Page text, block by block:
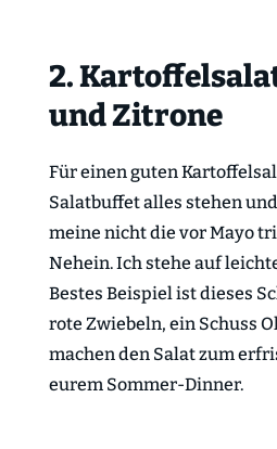
2.
und Zitrone
Für einen guten
Salatbuffet alles stehen
meine nicht die vor Mayo
Nehein. Ich stehe auf
Bestes Beispiel ist dieses
rote Zwiebeln, ein Schuss
machen den Salat zum
eurem Sommer-Dinner.